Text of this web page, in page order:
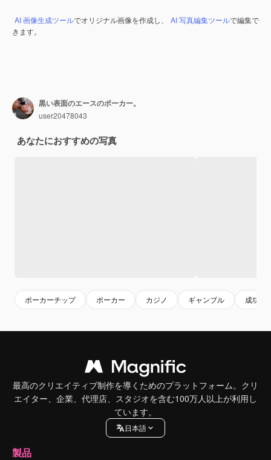
AI 画像生成ツールでオリジナル画像を作成し、 AI 写真編集ツールで編集で
きます。
黒い表面のエースのポーカー。
user20478043
あなたにおすすめの写真
ポーカーチップ ポーカー カジノ ギャンブル 成功
最高のクリエイティブ制作を導くためのプラットフォーム。クリ
エイター、企業、代理店、スタジオを含む100万人以上が利用し
ています。
日本語
製品